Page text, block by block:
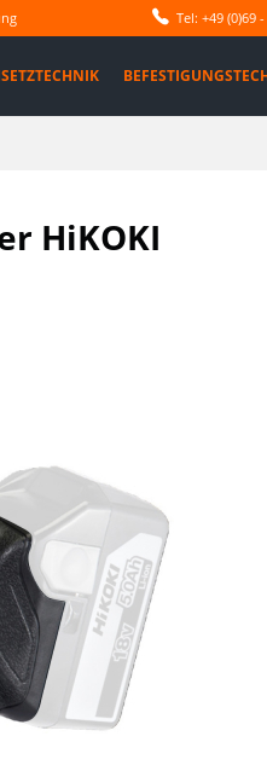
Tel: +49 (0)69
HiKOKI